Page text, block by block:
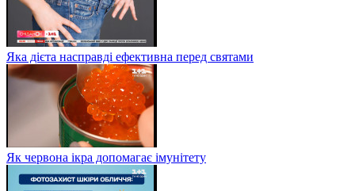
Яка дієта насправді ефективна перед святами
Як червона ікра допомагає імунітету